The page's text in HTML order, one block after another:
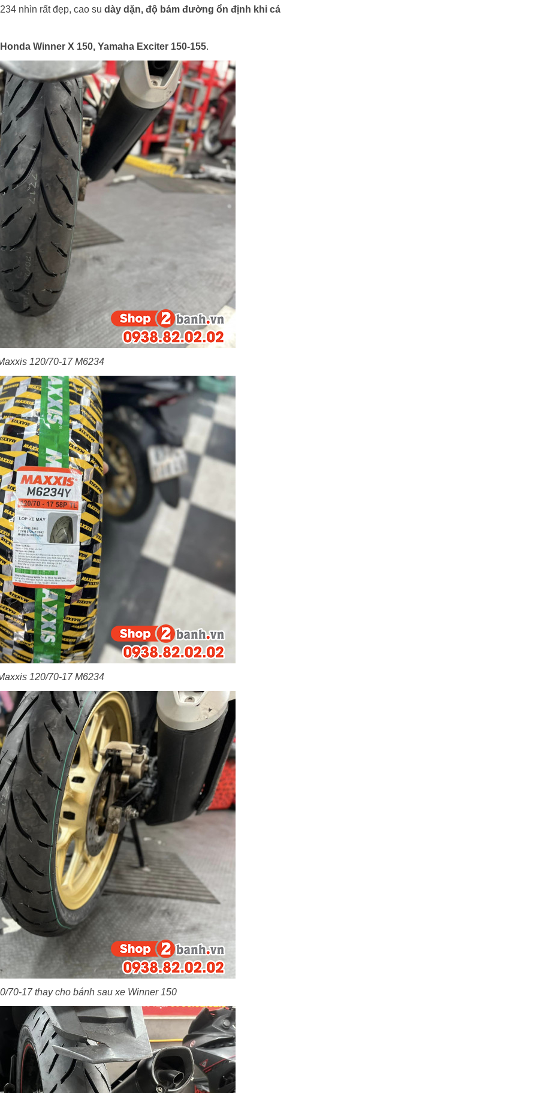
nhìn rất đẹp, cao su dày dặn, độ bám đường ổn định khi cả
Honda Winner X 150, Yamaha Exciter 150-155.
120/70-17 M6234
120/70-17 M6234
70-17 thay cho bánh sau xe Winner 150